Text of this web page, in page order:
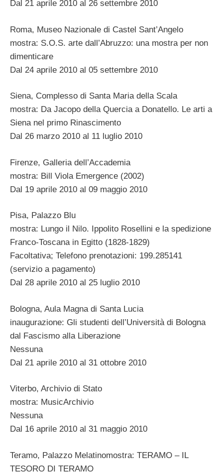
Dal 21 aprile 2010 al 26 settembre 2010
Roma, Museo Nazionale di Castel Sant’Angelo
mostra: S.O.S. arte dall’Abruzzo: una mostra per non
dimenticare
Dal 24 aprile 2010 al 05 settembre 2010
Siena, Complesso di Santa Maria della Scala
mostra: Da Jacopo della Quercia a Donatello. Le arti a
Siena nel primo Rinascimento
Dal 26 marzo 2010 al 11 luglio 2010
Firenze, Galleria dell’Accademia
mostra: Bill Viola Emergence (2002)
Dal 19 aprile 2010 al 09 maggio 2010
Pisa, Palazzo Blu
mostra: Lungo il Nilo. Ippolito Rosellini e la spedizione
Franco-Toscana in Egitto (1828-1829)
Facoltativa; Telefono prenotazioni: 199.285141
(servizio a pagamento)
Dal 28 aprile 2010 al 25 luglio 2010
Bologna, Aula Magna di Santa Lucia
inaugurazione: Gli studenti dell’Università di Bologna
dal Fascismo alla Liberazione
Nessuna
Dal 21 aprile 2010 al 31 ottobre 2010
Viterbo, Archivio di Stato
mostra: MusicArchivio
Nessuna
Dal 16 aprile 2010 al 31 maggio 2010
Teramo, Palazzo Melatinomostra: TERAMO – IL
TESORO DI TERAMO